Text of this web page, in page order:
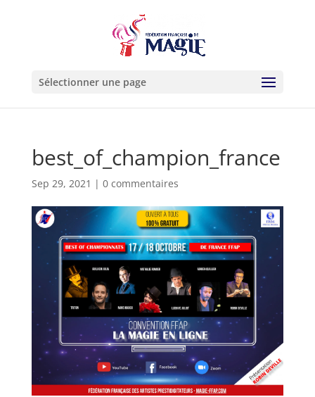
Sélectionner une page
best_of_champion_france
Sep 29, 2021 | 0 commentaires